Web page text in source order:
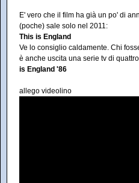
E' vero che il film ha già un po' di
(poche) sale solo nel 2011:
This is England
Ve lo consiglio caldamente. Chi
è anche uscita una serie tv di
is England '86
allego videolino